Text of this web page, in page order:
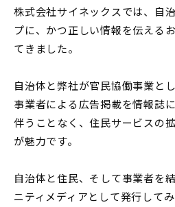
株式会社サイネックスでは、自
プに、かつ正しい情報を伝える
てきました。
自治体と弊社が官民協働事業と
事業者による広告掲載を情報誌
伴うことなく、住民サービスの
が魅力です。
自治体と住民、そして事業者を
ニティメディアとして発行して